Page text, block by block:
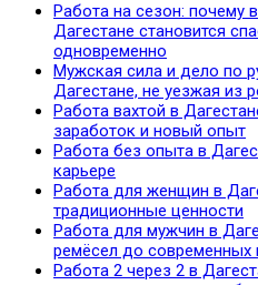
Работа на сезон: почему
Дагестане становится
одновременно
Мужская сила и дело по
Дагестане, не уезжая из
Работа вахтой в
заработок и новый опыт
Работа без опыта в
карьере
Работа для женщин в
традиционные ценности
Работа для мужчин в
ремёсел до современных
Работа 2 через 2 в